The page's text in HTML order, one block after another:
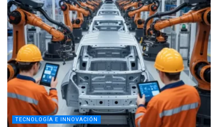
TECNOLOGÍA E INNOVACIÓN